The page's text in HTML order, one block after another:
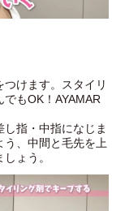
けます。スタイリ
もOK！AYAMAR
指・中指になじま
う、中間と毛先を上
ょう。